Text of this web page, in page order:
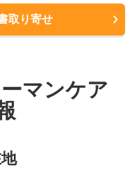
取り寄せ
マンケア